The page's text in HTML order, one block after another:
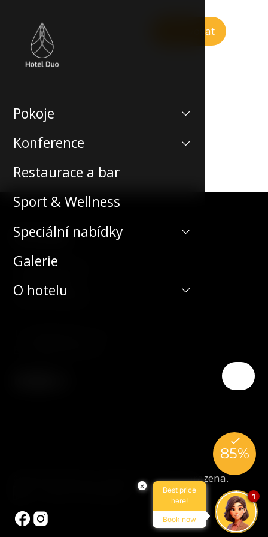
Rezervovat
Pokoje
Konference
Restaurace a bar
Sport & Wellness
Speciální nabídky
Galerie
O hotelu
Kontakt
Teplická 492/19
190 00 Praha 9
Česká republika
© 2026 Hotel Duo. Všechna práva vyhrazena.
×
Best price
here!
Book now
1